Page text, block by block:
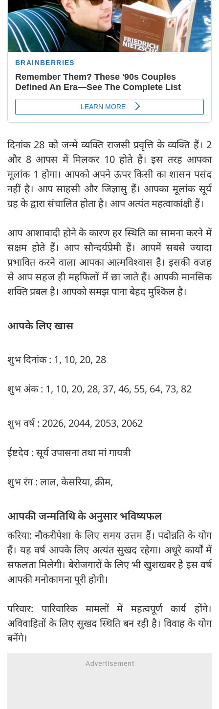
दिनांक 28 को जन्मे व्यक्ति राजसी प्रवृत्ति के व्यक्ति हैं। 2
और 8 आपस में मिलकर 10 होते हैं। इस तरह आपका
मूलांक 1 होगा। आपको अपने ऊपर किसी का शासन पसंद
नहीं है। आप साहसी और जिज्ञासु हैं। आपका मूलांक सूर्य
ग्रह के द्वारा संचालित होता है। आप अत्यंत महत्वाकांक्षी हैं।
आप आशावादी होने के कारण हर स्थिति का सामना करने में
सक्षम होते हैं। आप सौन्दर्यप्रेमी हैं। आपमें सबसे ज्यादा
प्रभावित करने वाला आपका आत्मविश्वास है। इसकी वजह
से आप सहज ही महफिलों में छा जाते हैं। आपकी मानसिक
शक्ति प्रबल है। आपको समझ पाना बेहद मुश्किल है।
आपके लिए खास
शुभ दिनांक : 1, 10, 20, 28
शुभ अंक : 1, 10, 20, 28, 37, 46, 55, 64, 73, 82
शुभ वर्ष : 2026, 2044, 2053, 2062
ईष्टदेव : सूर्य उपासना तथा मां गायत्री
शुभ रंग : लाल, केसरिया, क्रीम,
आपकी जन्मतिथि के अनुसार भविष्यफल
करिया: नौकरीपेशा के लिए समय उत्तम हैं। पदोन्नति के योग
हैं। यह वर्ष आपके लिए अत्यंत सुखद रहेगा। अधूरे कार्यों में
सफलता मिलेगी। बेरोजगारों के लिए भी खुशखबर है इस वर्ष
आपकी मनोकामना पूरी होगी।
परिवार: पारिवारिक मामलों में महत्वपूर्ण कार्य होंगे।
अविवाहितों के लिए सुखद स्थिति बन रही है। विवाह के योग
बनेंगे।